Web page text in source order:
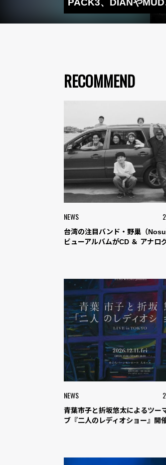
PACK3、DIANや
RECOMMEND
NEWS
台湾の注目バンド・野巢（
ビューアルバムがCD ＆ アナロ
NEWS
青葉市子と折坂悠太によるツー
ブ『二人のレディオショー』開